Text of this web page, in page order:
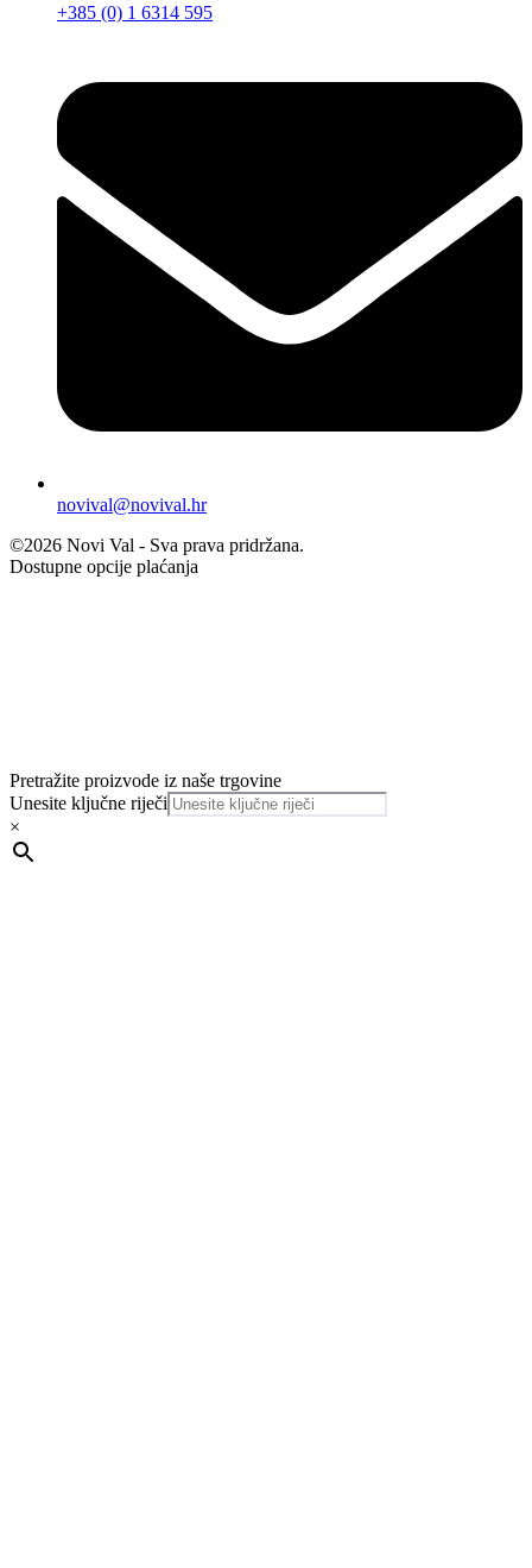
+385 (0) 1 6314 595
novival@novival.hr
©2026 Novi Val - Sva prava pridržana.
Dostupne opcije plaćanja
Pretražite proizvode iz naše trgovine
Unesite ključne riječi
×